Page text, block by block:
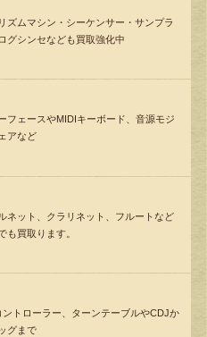
ズムマシン・シーケンサー・サンプラ
グシンセなども買取強化中
フェースやMIDIキーボード、音源モジ
アなど
ネット、クラリネット、フルートなど
も買取ります。
ントローラー、ターンテーブルやCDJか
グまで